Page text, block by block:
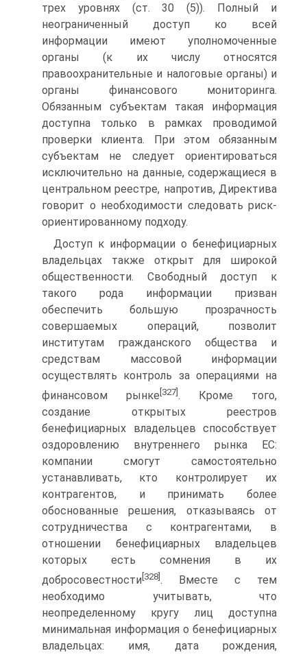
трех уровнях (ст. 30 (5)). Полный и
неограниченный доступ ко всей
информации имеют уполномоченные
органы (к их числу относятся
правоохранительные и налоговые органы) и
органы финансового мониторинга.
Обязанным субъектам такая информация
доступна только в рамках проводимой
проверки клиента. При этом обязанным
субъектам не следует ориентироваться
исключительно на данные, содержащиеся в
центральном реестре, напротив, Директива
говорит о необходимости следовать риск-
ориентированному подходу.
Доступ к информации о бенефициарных
владельцах также открыт для широкой
общественности. Свободный доступ к
такого рода информации призван
обеспечить большую прозрачность
совершаемых операций, позволит
институтам гражданского общества и
средствам массовой информации
осуществлять контроль за операциями на
финансовом рынке [327]. Кроме того,
создание открытых реестров
бенефициарных владельцев способствует
оздоровлению внутреннего рынка ЕС:
компании смогут самостоятельно
устанавливать, кто контролирует их
контрагентов, и принимать более
обоснованные решения, отказываясь от
сотрудничества с контрагентами, в
отношении бенефициарных владельцев
которых есть сомнения в их
добросовестности [328] . Вместе с тем
необходимо учитывать, что
неопределенному кругу лиц доступна
минимальная информация о бенефициарных
владельцах: имя, дата рождения,